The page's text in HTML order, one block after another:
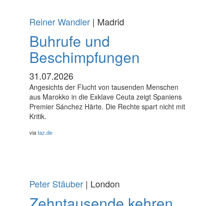
Reiner Wandler | Madrid
Buhrufe und
Beschimpfungen
31.07.2026
Angesichts der Flucht von tausenden Menschen
aus Marokko in die Exklave Ceuta zeigt Spaniens
Premier Sánchez Härte. Die Rechte spart nicht mit
Kritik.
viataz.de
Peter Stäuber | London